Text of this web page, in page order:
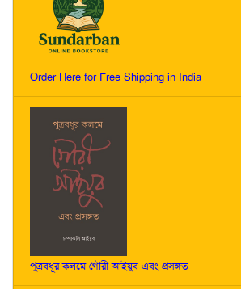
Order Here for Free Shipping in India
পুত্রবধূর কলমে গৌরী আইয়ুব এবং প্রসঙ্গত